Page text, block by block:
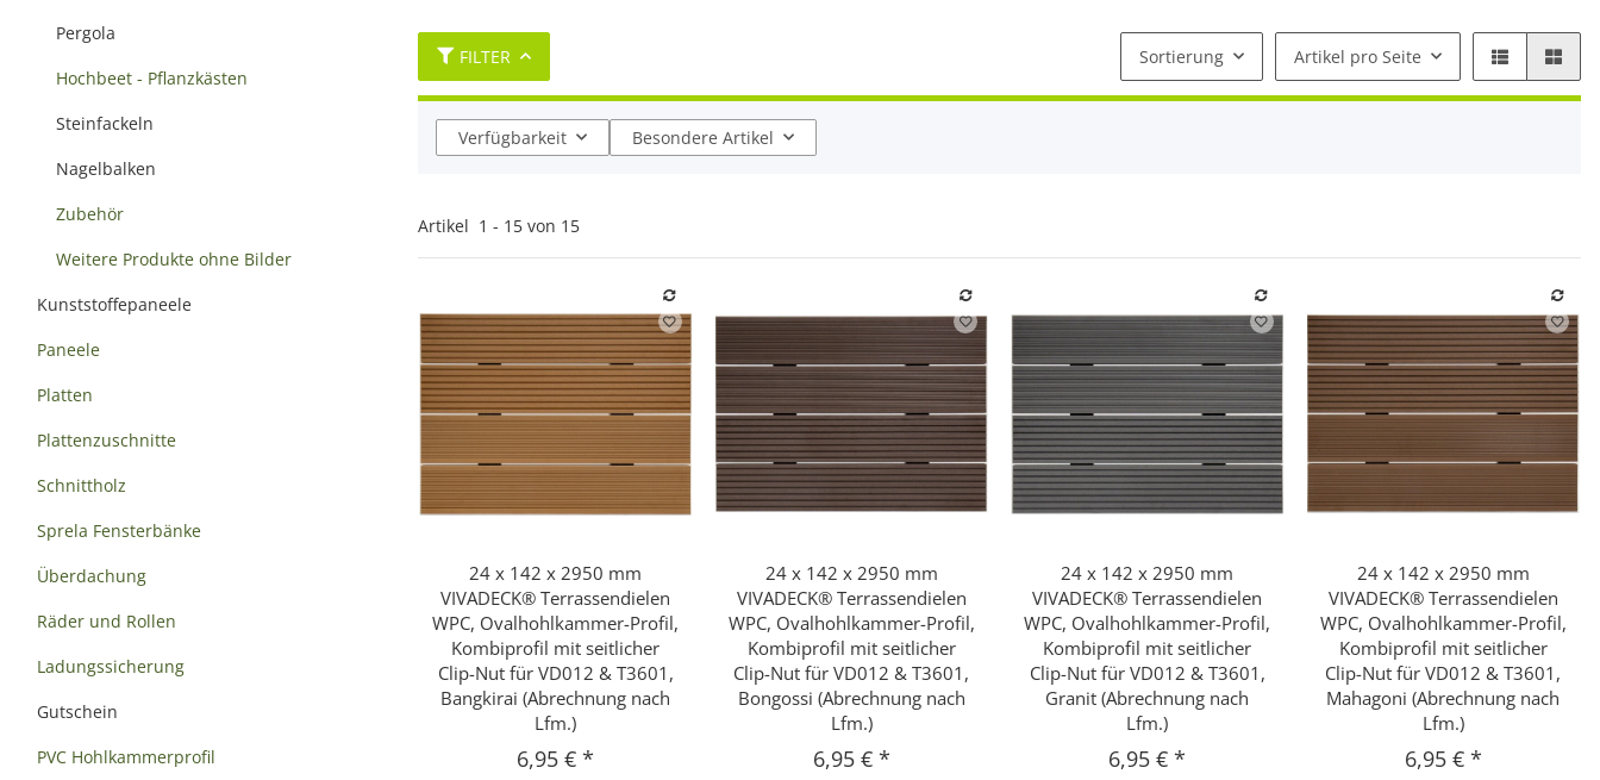
FILTER Sortierung Artikel pro Seite
Verfügbarkeit Besondere Artikel
Artikel 1 - 15 von 15
Schnellkauf
24 x 142 x 2950 mm
VIVADECK® Terrassendielen
WPC, Ovalhohlkammer-Profil,
Kombiprofil mit seitlicher
Clip-Nut für VD012 & T3601,
Bangkirai (Abrechnung nach
Lfm.)
6,95 €*
Schnellkauf
24 x 142 x 2950 mm
VIVADECK® Terrassendielen
WPC, Ovalhohlkammer-Profil,
Kombiprofil mit seitlicher
Clip-Nut für VD012 & T3601,
Bongossi (Abrechnung nach
Lfm.)
6,95 € *
Schnellkauf
24 x 142 x 2950 mm
VIVADECK® Terrassendielen
WPC, Ovalhohlkammer-Profil,
Kombiprofil mit seitlicher
Clip-Nut für VD012 & T3601,
Granit (Abrechnung nach
Lfm.)
6,95 €*
Schnellkauf
24 x 142 x 2950 mm
VIVADECK® Terrassendielen
WPC, Ovalhohlkammer-Profil,
Kombiprofil mit seitlicher
Clip-Nut für VD012 & T3601,
Mahagoni (Abrechnung nach
Lfm.)
6,95 € *
Pergola
Hochbeet - Pflanzkästen
Steinfackeln
Nagelbalken
Zubehör
Weitere Produkte ohne Bilder
Kunststoffepaneele
Paneele
Platten
Plattenzuschnitte
Schnittholz
Sprela Fensterbänke
Überdachung
Räder und Rollen
Ladungssicherung
Gutschein
PVC Hohlkammerprofil